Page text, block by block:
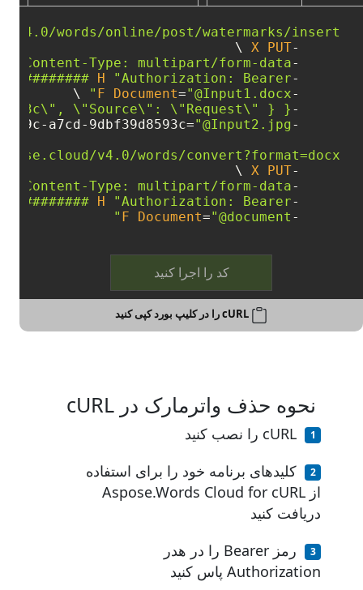
words/online/post/watermarks/insert"
-
X PUT
-
"Content-Type: multipart/form-data"
-
H
"Authorization: Bearer ####################"
-
F Document="@Input1.docx"
-
\" , \" Source\" : \" Request\"
} }"
-
4e9c- a7cd- 9dbf39d8593c="@Input2.jpg"
v4.0/words/convert?format=docx"
-
X PUT
-
"Content-Type: multipart/form-data"
-
H
"Authorization: Bearer ####################"
-
F Document="@document"
کد را اجرا کنید
cURL را در کلیپ بورد کپی کنید
نحوه حذف واترمارک در cURL
cURL را نصب کنید
کلیدهای برنامه خود را برای استفاده
از Aspose.Words Cloud for cURL
دریافت کنید
رمز Bearer را در هدر
Authorization پاس کنید